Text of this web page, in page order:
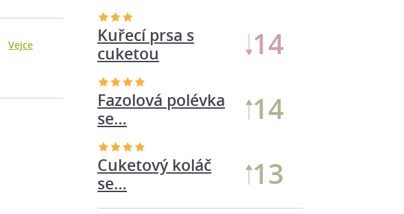
Vejce
Kuřecí prsa s
cuketou
14
Fazolová polévka
se…
14
Cuketový koláč
se…
13